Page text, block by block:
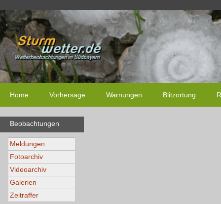
Home Vorhersage Warnungen Blitzortung
Beobachtungen
Meldungen
Fotoarchiv
Videoarchiv
Galerien
Zeitraffer